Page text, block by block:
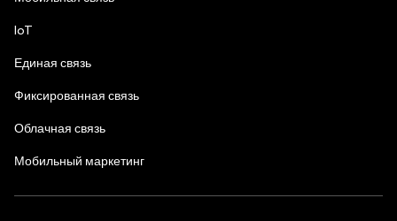
IoT
Единая связь
Фиксированная связь
Облачная связь
Мобильный маркетинг